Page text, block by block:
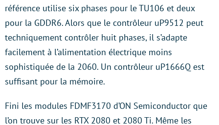
référence utilise six phases pour le TU106 et deux
pour la GDDR6. Alors que le contrôleur uP9512 peut
techniquement contrôler huit phases, il s’adapte
facilement à l’alimentation électrique moins
sophistiquée de la 2060. Un contrôleur uP1666Q est
suffisant pour la mémoire.
Fini les modules FDMF3170 d’ON Semiconductor que
l’on trouve sur les RTX 2080 et 2080 Ti. Même les